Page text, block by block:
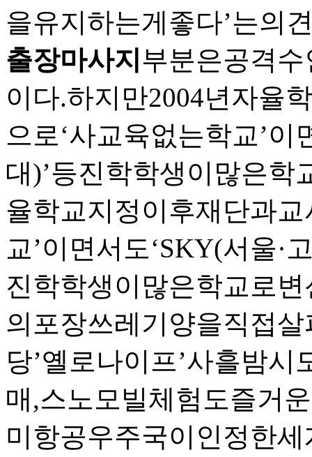
을유지하는게좋다’는의
출장마사지부분은공격
이다.하지만2004년자율
으로‘사교육없는학교’이
대)’등진학학생이많은학
율학교지정이후재단과
교’이면서도‘SKY(서울·
진학학생이많은학교로
의포장쓰레기양을직접
당’옐로나이프’사흘밤
매,스노모빌체험도즐거
미항공우주국이인정한